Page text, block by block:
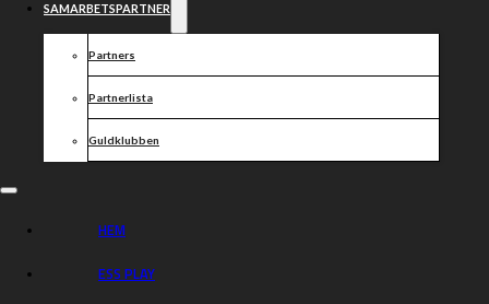
SAMARBETSPARTNER
Partners
Partnerlista
Guldklubben
HEM
ESS PLAY